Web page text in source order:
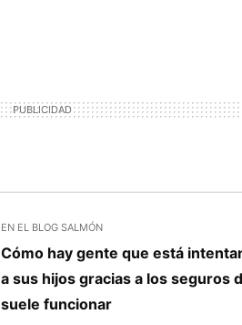
EN EL BLOG SALMÓN
Cómo hay gente que está
a sus hijos gracias a los seguros
suele funcionar